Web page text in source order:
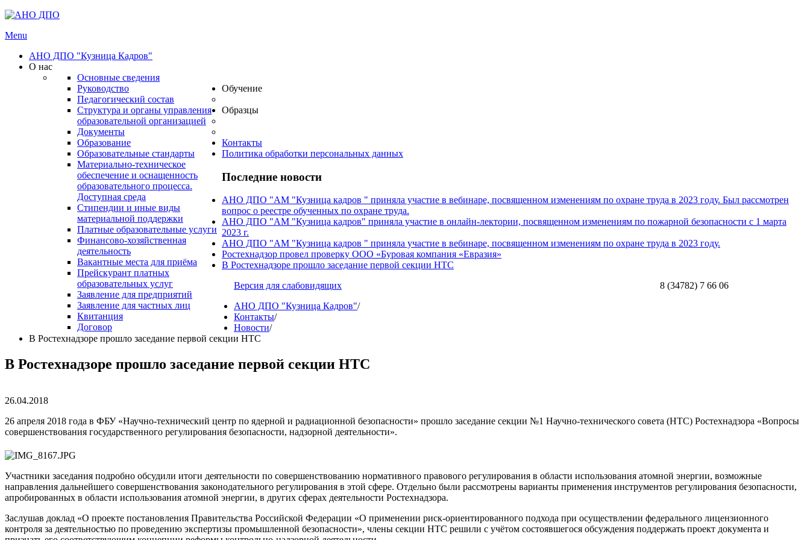
Menu
АНО ДПО "Кузница Кадров"
О нас
Основные сведения
Руководство
Педагогический состав
Структура и органы управления
образовательной организацией
Документы
Образование
Образовательные стандарты
Материально-техническое
обеспечение и оснащенность
образовательного процесса.
Доступная среда
Стипендии и иные виды
материальной поддержки
Платные образовательные услуги
Финансово-хозяйственная
деятельность
Вакантные места для приёма
Обучение
Прейскурант платных
образовательных услуг
Образцы
Заявление для предприятий
Заявление для частных лиц
Квитанция
Договор
Контакты
Политика обработки персональных данных
Последние новости
АНО ДПО "АМ "Кузница кадров " приняла участие в вебинаре, посвященном изменениям по охране труда в 2023 году. Был рассмотрен
вопрос о реестре обученных по охране труда.
АНО ДПО "АМ "Кузница кадров" приняла участие в онлайн-лектории, посвященном изменениям по пожарной безопасности с 1 марта
2023 г.
АНО ДПО "АМ "Кузница кадров " приняла участие в вебинаре, посвященном изменениям по охране труда в 2023 году.
Ростехнадзор провел проверку ООО «Буровая компания «Евразия»
В Ростехнадзоре прошло заседание первой секции НТС
Версия для слабовидящих
8 (34782) 7 66 06
АНО ДПО "Кузница Кадров"/
Контакты/
Новости/
В Ростехнадзоре прошло заседание первой секции НТС
В Ростехнадзоре прошло заседание первой секции НТС
26.04.2018
26 апреля 2018 года в ФБУ «Научно-технический центр по ядерной и радиационной безопасности» прошло заседание секции №1 Научно-технического совета (НТС) Ростехнадзора «Вопросы
совершенствования государственного регулирования безопасности, надзорной деятельности».
Участники заседания подробно обсудили итоги деятельности по совершенствованию нормативного правового регулирования в области использования атомной энергии, возможные
направления дальнейшего совершенствования законодательного регулирования в этой сфере. Отдельно были рассмотрены варианты применения инструментов регулирования безопасности,
апробированных в области использования атомной энергии, в других сферах деятельности Ростехнадзора.
Заслушав доклад «О проекте постановления Правительства Российской Федерации «О применении риск-ориентированного подхода при осуществлении федерального лицензионного
контроля за деятельностью по проведению экспертизы промышленной безопасности», члены секции НТС решили с учётом состоявшегося обсуждения поддержать проект документа и